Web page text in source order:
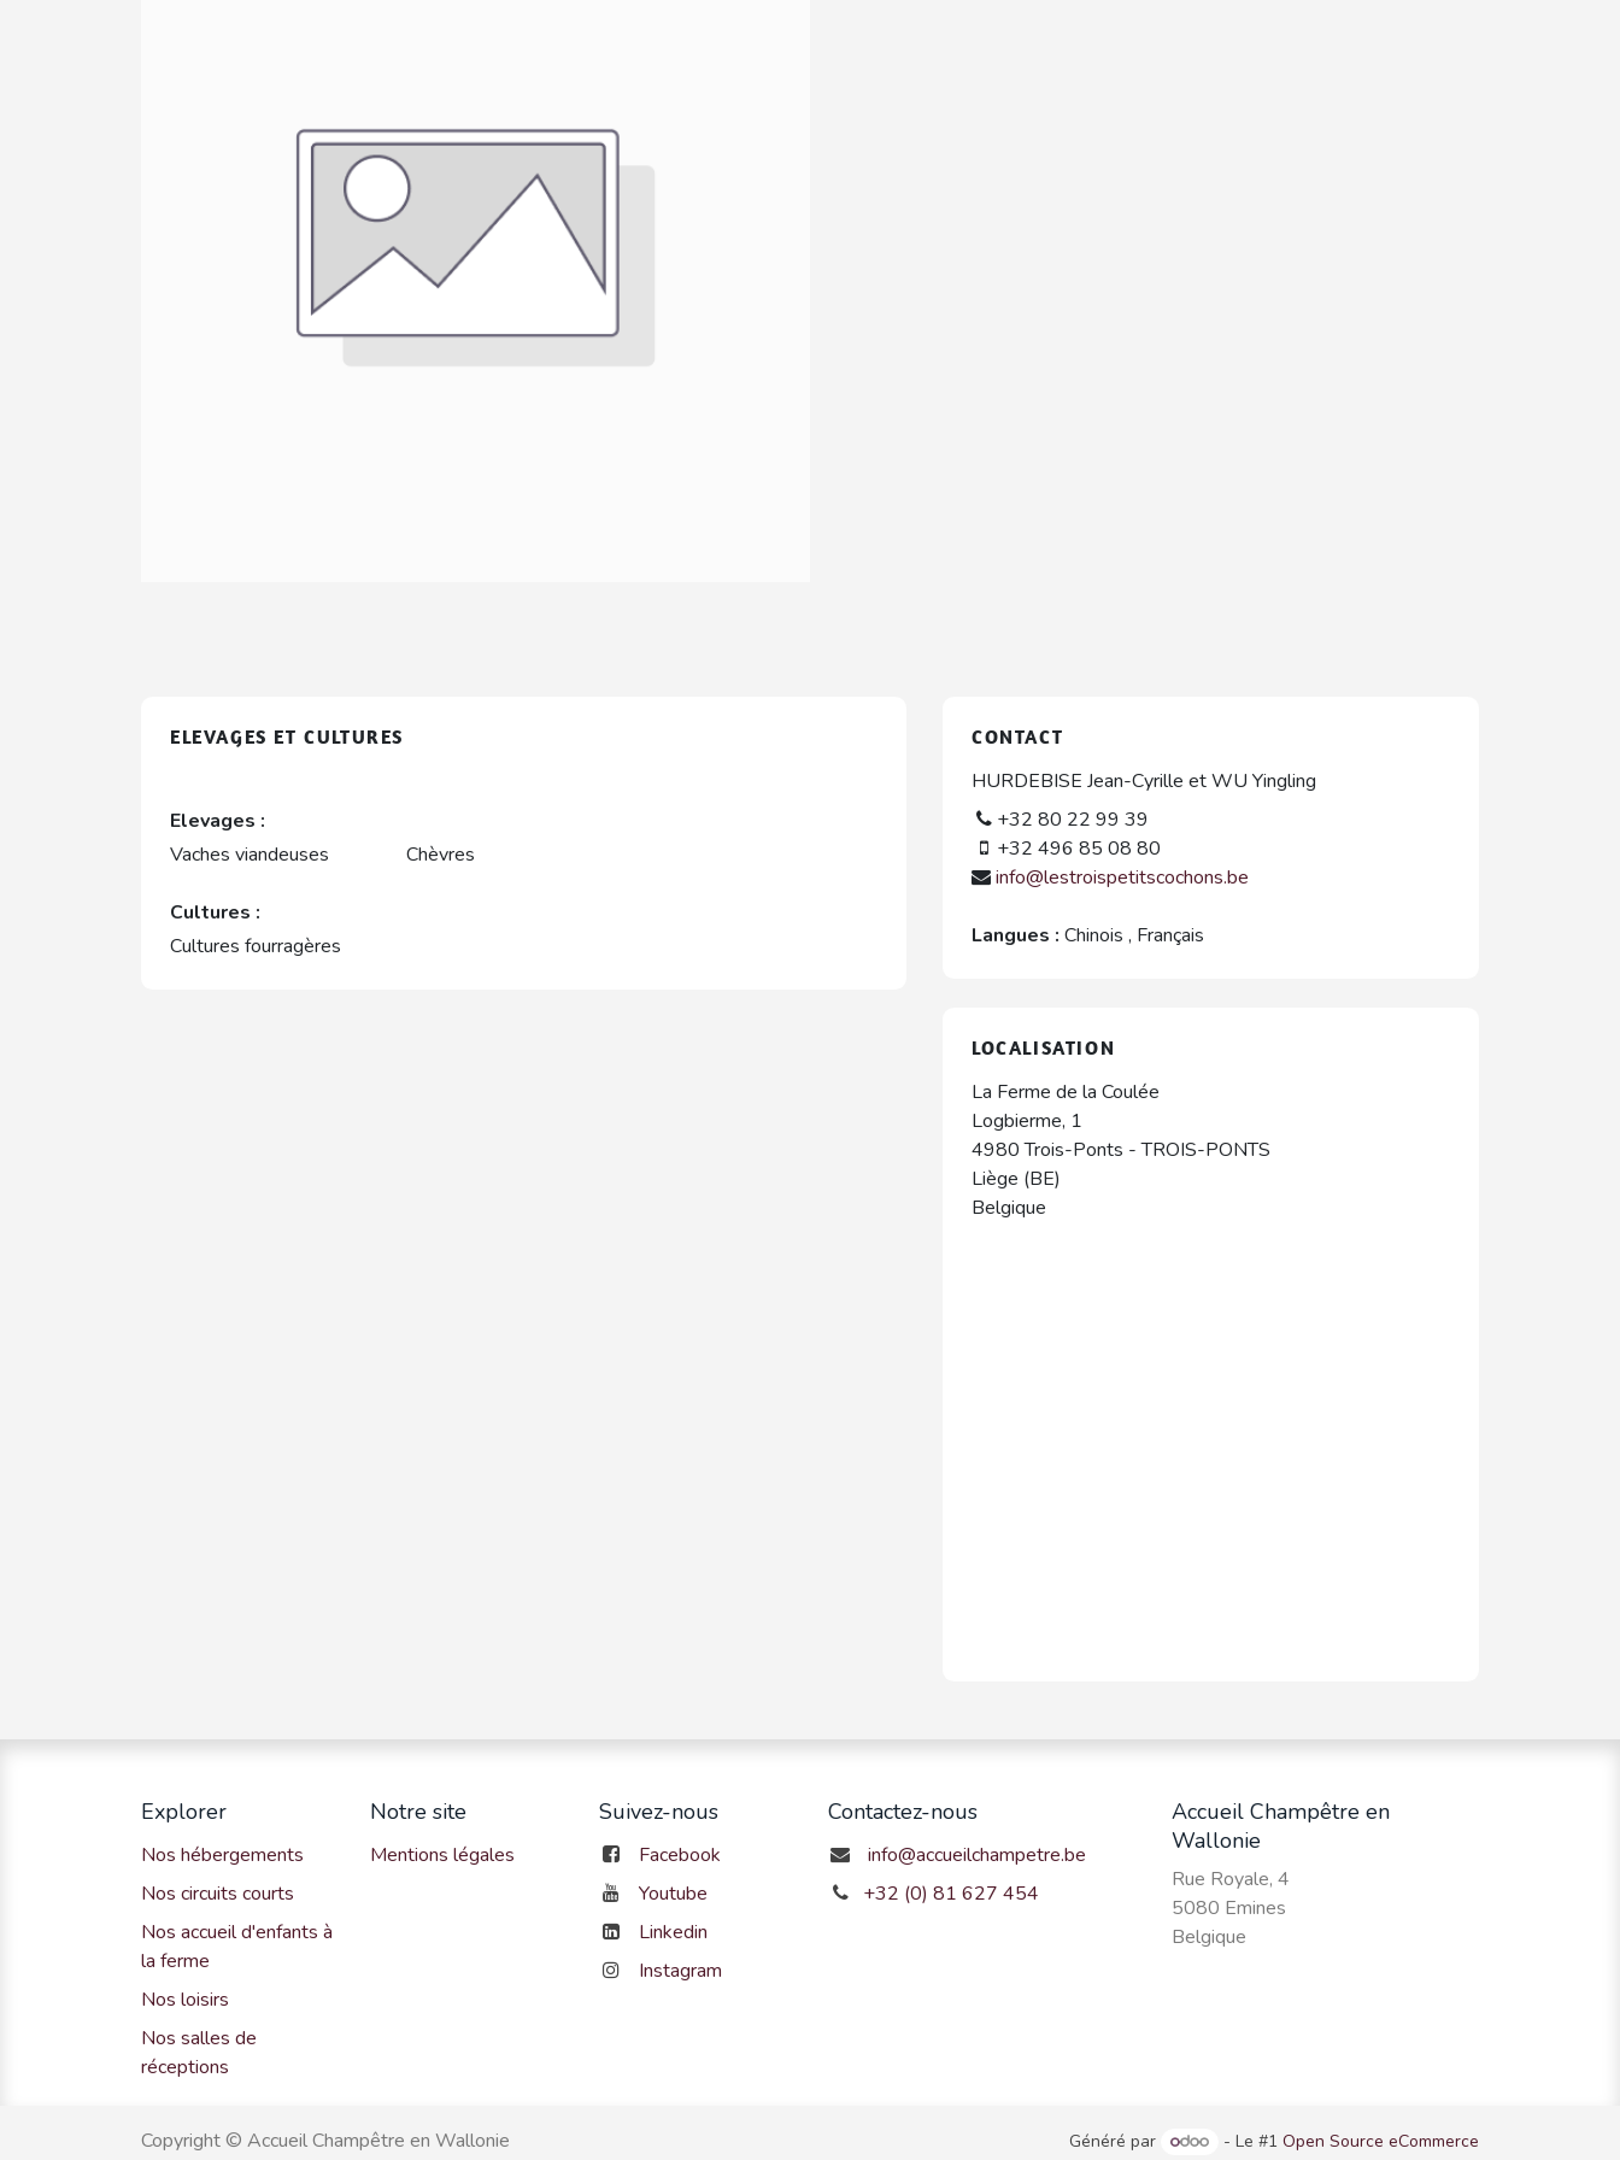
ELEVAGES ET CULTURES
Elevages :
Vaches viandeuses
Chèvres
Cultures :
Cultures fourragères
CONTACT
HURDEBISE Jean-Cyrille et WU Yingling
+32 80 22 99 39
+32 496 85 08 80
info@lestroispetitscochons.be
Langues : Chinois , Français
LOCALISATION
La Ferme de la Coulée
Logbierme, 1
4980 Trois-Ponts -TROIS-PONTS
Liège (BE)
Belgique
Explorer
Nos hébergements
Nos circuits courts
Nos accueil d'enfants à
la ferme
Nos loisirs
Nos salles de
réceptions
Notre site
Mentions légales
Suivez-nous
Facebook
Youtube
Linkedin
Instagram
Contactez-nous
info@accueilchampetre.be
+32 (0) 81 627 454
Accueil Champêtre en
Wallonie
Rue Royale, 4
5080 Emines
Belgique
Copyright © Accueil Champêtre en Wallonie Généré par - Le #1 Open Source eCommerce